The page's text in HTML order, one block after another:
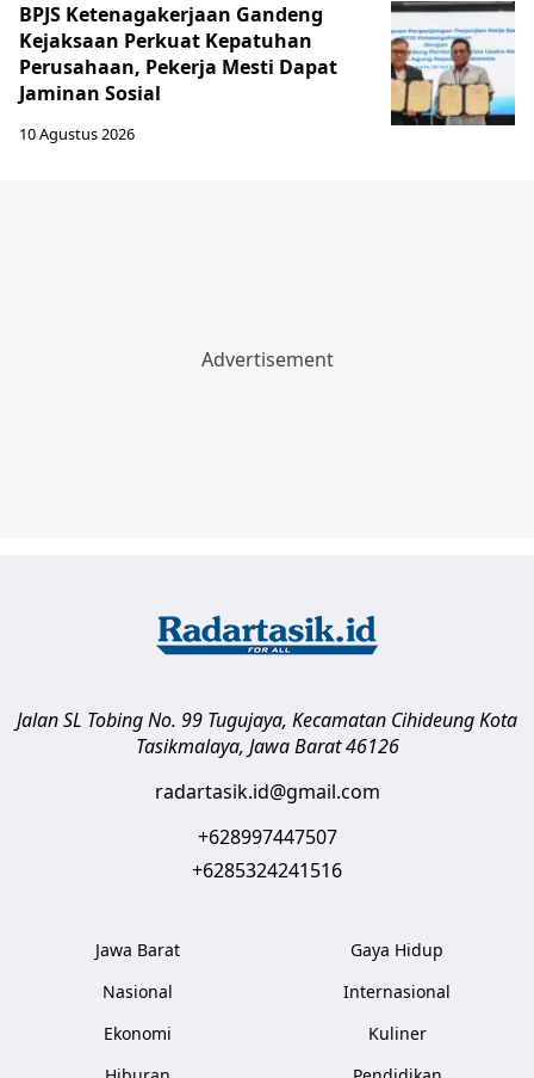
BPJS Ketenagakerjaan Gandeng
Kejaksaan Perkuat Kepatuhan
Perusahaan, Pekerja Mesti Dapat
Jaminan Sosial
10 Agustus 2026
Jalan SL Tobing No. 99 Tugujaya, Kecamatan CihideungKota
Tasikmalaya, Jawa Barat 46126
radartasik.id@gmail.com
+628997447507
+6285324241516
Jawa Barat
Nasional
Ekonomi
Gaya Hidup
Internasional
Kuliner